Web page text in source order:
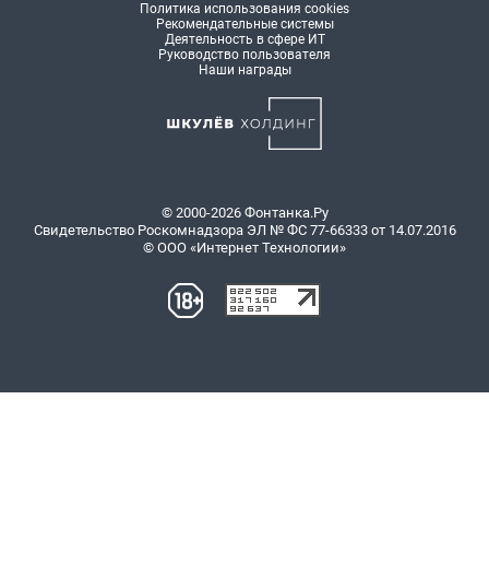
Политика использования cookies
Рекомендательные системы
Деятельность в сфере ИТ
Руководство пользователя
Наши награды
© 2000-2026 Фонтанка.Ру
Свидетельство Роскомнадзора ЭЛ № ФС 77-66333 от 14.07.2016
© ООО «Интернет Технологии»